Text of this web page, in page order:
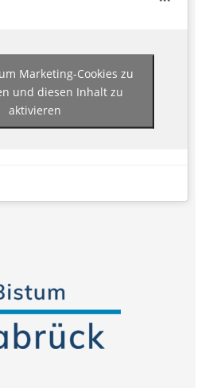
Marketing-Cookies zu
und diesen Inhalt zu
aktivieren